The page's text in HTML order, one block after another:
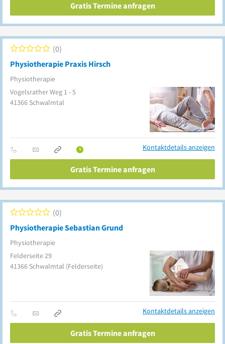
Gratis Termine anfragen
Physiotherapie Praxis Hirsch
Physiotherapie
0
Vogelsrather Weg 1 - 5
41366 Schwalmtal
Kontaktdetails anzeigen
Gratis Termine anfragen
Physiotherapie Sebastian Grund
Physiotherapie
0
Felderseite 29
41366 Schwalmtal (Felderseite)
Kontaktdetails anzeigen
Gratis Termine anfragen